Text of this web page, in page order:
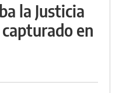
la Justicia
en